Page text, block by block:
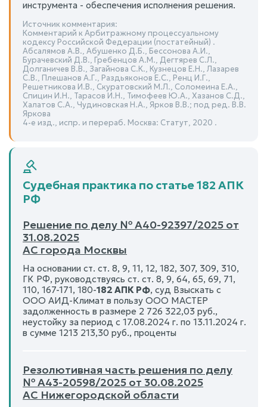
инструмента - обеспечения исполнения решения.
Источник комментария:
Комментарий к Арбитражному процессуальному
кодексу Российской Федерации (постатейный) .
Абсалямов А.В., Абушенко Д.Б., Бессонова А.И.,
Бурачевский Д.В., Гребенцов А.М., Дегтярев С.Л.,
Долганичев В.В., Загайнова С.К., Кузнецов Е.Н., Лазарев
С.В., Плешанов А.Г., Раздьяконов Е.С., Ренц И.Г.,
Решетникова И.В., Скуратовский М.Л., Соломеина Е.А.,
Спицин И.Н., Тарасов И.Н., Тимофеев Ю.А., Хазанов С.Д.,
Халатов С.А., Чудиновская Н.А., Ярков В.В.; под ред. В.В.
Яркова
4-е изд., испр. и перераб. Москва: Статут, 2020 .
Судебная практика по статье 182 АПК
РФ
Решение по делу № А40-92397/2025 от
31.08.2025
АС города Москвы
На основании ст. ст. 8, 9, 11, 12, 182, 307, 309, 310,
ГК РФ, руководствуясь ст. ст. 8, 9, 64, 65, 69, 71,
110, 167-171, 180-182 АПК РФ, суд Взыскать с
ООО АИД-Климат в пользу ООО МАСТЕР
задолженность в размере 2 726 322,03 руб.,
неустойку за период с 17.08.2024 г. по 13.11.2024 г.
в сумме 1213 213,30 руб., проценты
Резолютивная часть решения по делу
№ А43-20598/2025 от 30.08.2025
АС Нижегородской области